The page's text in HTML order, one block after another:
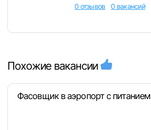
0 отзывов 0 вакансий
Похожие вакансии
Фасовщик в аэропорт с питанием